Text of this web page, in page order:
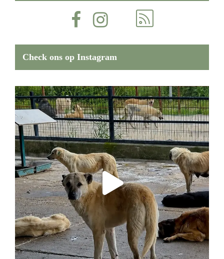
Check ons op Instagram